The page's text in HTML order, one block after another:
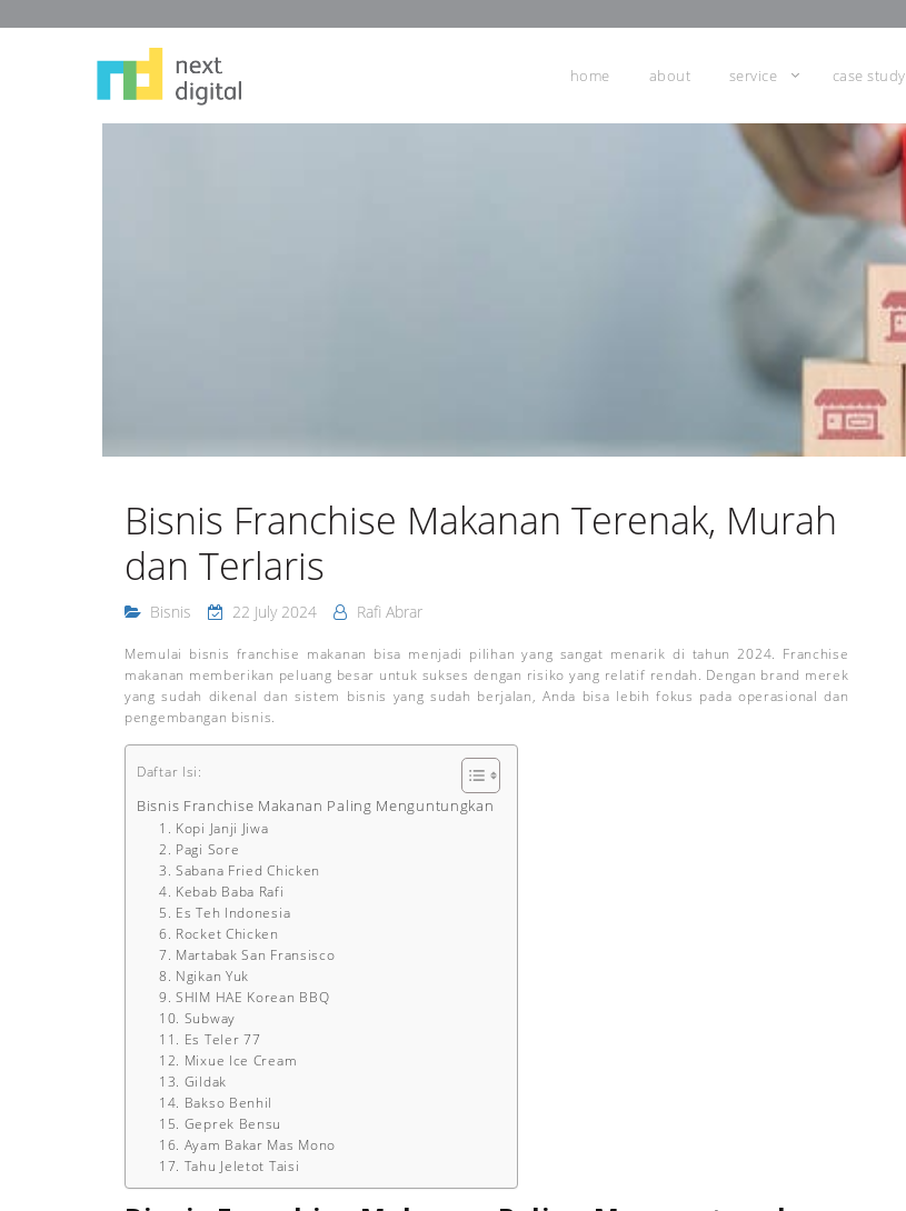
home about service case study
Bisnis Franchise Makanan Terenak, Murah
dan Terlaris
Bisnis 22 July 2024 Rafi Abrar
Memulai bisnis franchise makanan bisa menjadi pilihan yang sangat menarik di tahun 2024. Franchise
makanan memberikan peluang besar untuk sukses dengan risiko yang relatif rendah. Dengan brand merek
yang sudah dikenal dan sistem bisnis yang sudah berjalan, Anda bisa lebih fokus pada operasional dan
pengembangan bisnis.
Daftar Isi:
Bisnis Franchise Makanan Paling Menguntungkan
1. Kopi Janji Jiwa
2. Pagi Sore
3. Sabana Fried Chicken
4. Kebab Baba Rafi
5. Es Teh Indonesia
6. Rocket Chicken
7. Martabak San Fransisco
8. Ngikan Yuk
9. SHIM HAE Korean BBQ
10. Subway
11. Es Teler 77
12. Mixue Ice Cream
13. Gildak
14. Bakso Benhil
15. Geprek Bensu
16. Ayam Bakar Mas Mono
17. Tahu Jeletot Taisi